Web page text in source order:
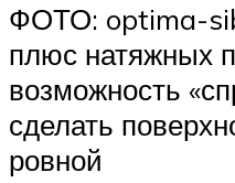
ФОТО: optima-
плюс натяжных
возможность
сделать
ровной